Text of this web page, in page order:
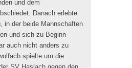
und dem
Danach erlebte
in der beide Mannschaften
und sich zu Beginn
auch nicht anders zu
spielte um die